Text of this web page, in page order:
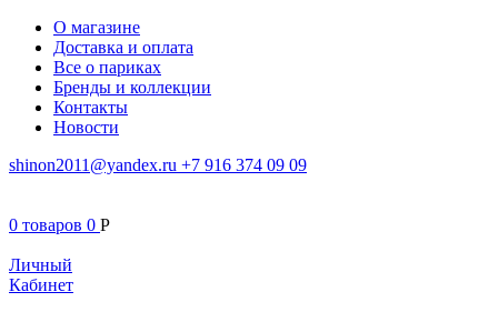
О магазине
Доставка и оплата
Все о париках
Бренды и коллекции
Контакты
Новости
shinon2011@yandex.ru +7 916 374 09 09
0 товаров 0 Р
Личный
Кабинет